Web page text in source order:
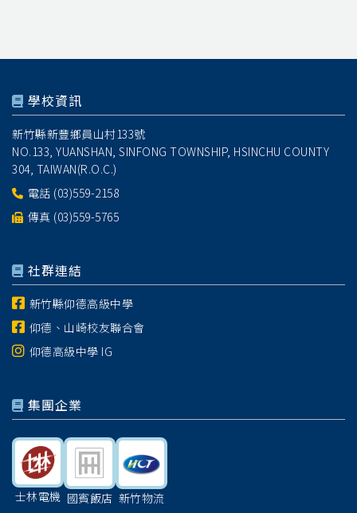
學校資訊
新竹縣新豐鄉員山村133號
NO.133, YUANSHAN, SINFONG TOWNSHIP, HSINCHU COUNTY
304, TAIWAN(R.O.C.)
電話 (03)559-2158
傳真 (03)559-5765
社群連結
新竹縣仰德高級中學
仰德、山崎校友聯合會
仰德高級中學 IG
集團企業
士林電機 國賓飯店 新竹物流